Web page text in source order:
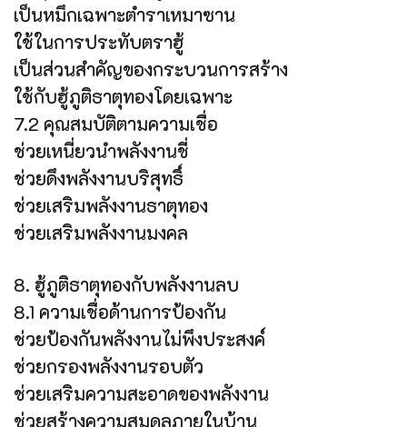
เป็นหมึกเฉพาะตำราเหมาซาน
ใช้ในการประทับตราฮู้
เป็นส่วนสำคัญของกระบวนการสร้าง
ใช้กับฮู้ภูติธาตุทองโดยเฉพาะ
7.2 คุณสมบัติตามความเชื่อ
ช่วยเหนี่ยวนำพลังงานชี่
ช่วยดึงพลังงานบริสุทธิ์
ช่วยเสริมพลังงานธาตุทอง
ช่วยเสริมพลังงานมงคล
8. ฮู้ภูติธาตุทองกับพลังงานลบ
8.1 ความเชื่อด้านการป้องกัน
ช่วยป้องกันพลังงานไม่พึงประสงค์
ช่วยกรองพลังงานรอบตัว
ช่วยเสริมความสะอาดของพลังงาน
ช่วยสร้างความสมดุลภายในบ้าน